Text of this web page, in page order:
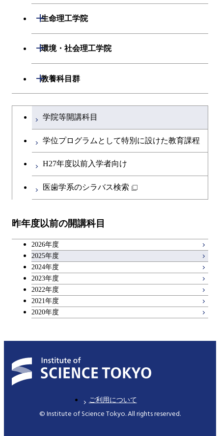
物質・情報卓越コース
人間医療科学技術コース
エネルギーコース
原子核工学コース
人間医療科学技術コース
応用化学コース
ース
原子核工学コース
物質・情報卓越コース
専門科目
数理・計算科学系
開閉
知能情報コース
情報工学コース
知能情報コース
エネルギー・情報コース
人間医療科学技術コース
物質・情報卓越コース
専門科目
生命理工学院
開閉
生命理工学系
開閉
ライフエンジニアリングコ
ース
地球生命コース
物質・情報卓越コース
環境・社会理工学院
開閉
建築学系
開閉
コース
都市・環境学コース
エンジニアリングデザイン
コース
都市・環境学コース
開閉
地球環境共創コース
エネルギーコース
エネルギー・情報コース
エンジニアリングデザイン
原子核工学コース
物質・情報卓越コース
社会・人間科学系
社会・人間科学コース
イノベーション科学系
イノベーション科学コース
人間医療科学技術コース
技術経営専門職学位課程
開閉
技術経営専門職学位課程
専門科目
教養科目群
開閉
文系教養科目
英語科目
第二外国語科目
キャリア科目
大学院課程を切り替える
学院等開講科目
学位プログラムとして特別に設けた教育課程
H27年度以前入学者向け
医歯学系のシラバス検索
昨年度以前の開講科目
2026年度
2025年度
2024年度
2023年度
2022年度
2021年度
2020年度
ご利用について
© Institute of Science Tokyo. All rights reserved.